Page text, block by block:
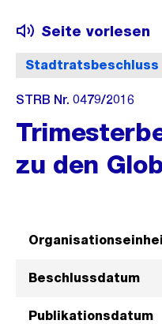
Stadtratsbeschluss
Seite vorlesen
STRB Nr. 0479/2016
zu den
Beschlussdatum
Publikationsdatum